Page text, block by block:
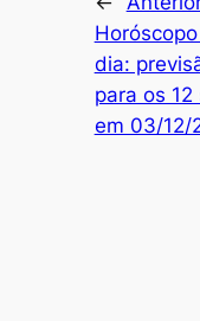
dia:
para os 12
em 03/12/